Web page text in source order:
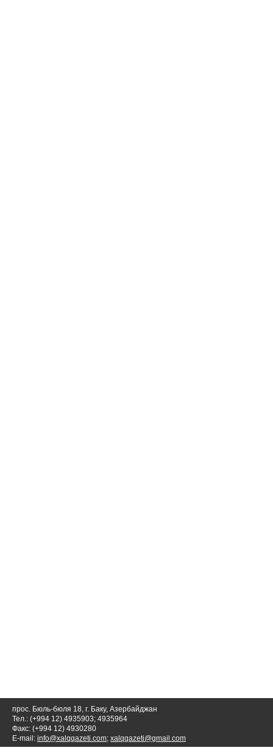
прос. Бюль-бюля 18, г. Баку, Азербайджан
Тел.: (+994 12) 4935903; 4935964
Факс: (+994 12) 4930280
E-mail: info@xalqqazeti.com; xalqqazeti@gmail.com